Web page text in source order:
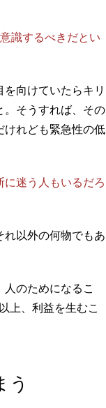
識するべきだとい
向けていたらキリ
。そうすれば、その
けれども緊急性の低
迷う人もいるだろ
れ以外の何物でもあ
のためになるこ
上、利益を生むこ
う